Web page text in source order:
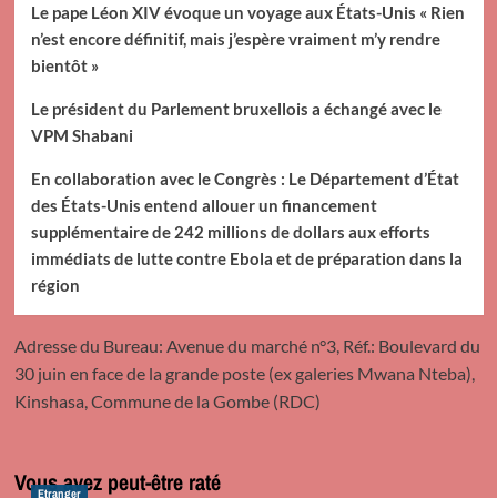
Le pape Léon XIV évoque un voyage aux États-Unis « Rien
n’est encore définitif, mais j’espère vraiment m’y rendre
bientôt »
Le président du Parlement bruxellois a échangé avec le
VPM Shabani
En collaboration avec le Congrès : Le Département d’État
des États-Unis entend allouer un financement
supplémentaire de 242 millions de dollars aux efforts
immédiats de lutte contre Ebola et de préparation dans la
région
Adresse du Bureau: Avenue du marché n°3, Réf.: Boulevard du
30 juin en face de la grande poste (ex galeries Mwana Nteba),
Kinshasa, Commune de la Gombe (RDC)
Vous avez peut-être raté
Etranger